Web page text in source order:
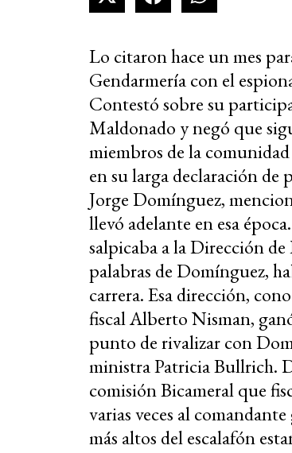
Lo citaron hace un mes
Gendarmería con el
Contestó sobre su
Maldonado y negó que
miembros de la
en su larga declaración de
Jorge Domínguez,
llevó adelante en esa
salpicaba a la Dirección de
palabras de Domínguez,
carrera. Esa dirección,
fiscal Alberto Nisman,
punto de rivalizar con
ministra Patricia Bullrich.
comisión Bicameral que
varias veces al
más altos del escalafón